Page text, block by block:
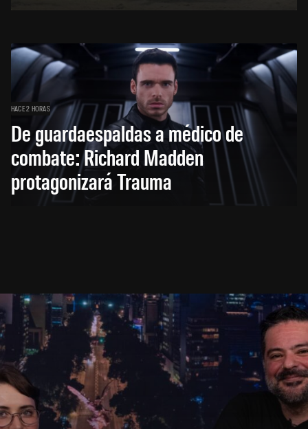
HACE 2 HORAS
De guardaespaldas a médico de
combate: Richard Madden
protagonizará Trauma